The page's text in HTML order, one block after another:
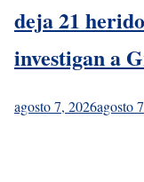
deja 21
investigan a
agosto 7, 2026agosto